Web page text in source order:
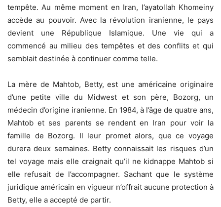
tempête. Au même moment en Iran, l’ayatollah Khomeiny
accède au pouvoir. Avec la révolution iranienne, le pays
devient une République Islamique. Une vie qui a
commencé au milieu des tempêtes et des conflits et qui
semblait destinée à continuer comme telle.
La mère de Mahtob, Betty, est une américaine originaire
d’une petite ville du Midwest et son père, Bozorg, un
médecin d’origine iranienne. En 1984, à l’âge de quatre ans,
Mahtob et ses parents se rendent en Iran pour voir la
famille de Bozorg. Il leur promet alors, que ce voyage
durera deux semaines. Betty connaissait les risques d’un
tel voyage mais elle craignait qu’il ne kidnappe Mahtob si
elle refusait de l’accompagner. Sachant que le système
juridique américain en vigueur n’offrait aucune protection à
Betty, elle a accepté de partir.